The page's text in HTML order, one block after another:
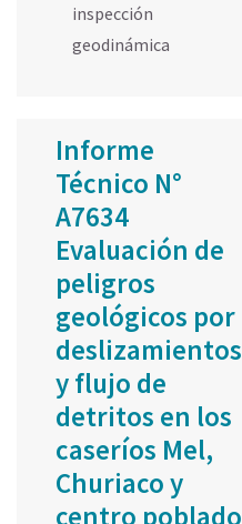
inspección
geodinámica
Informe
Técnico N°
A7634
Evaluación de
peligros
geológicos por
deslizamientos
y flujo de
detritos en los
caseríos Mel,
Churiaco y
centro poblado